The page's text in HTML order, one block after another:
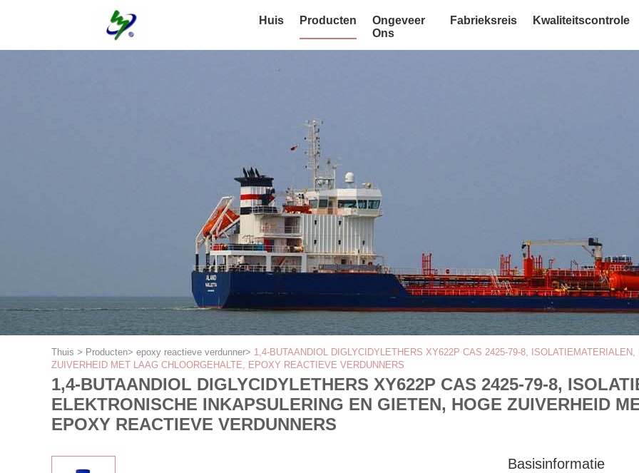
Huis Producten
Ongeveer
Ons
Fabrieksreis Kwaliteitscontrole
Thuis > Producten> epoxy reactieve verdunner> 1,4-BUTAANDIOL DIGLYCIDYLETHERS XY622P CAS 2425-79-8,
ZUIVERHEID MET LAAG CHLOORGEHALTE, EPOXY REACTIEVE VERDUNNERS
1,4-BUTAANDIOL DIGLYCIDYLETHERS XY622P CAS 2425-79-8,
ELEKTRONISCHE INKAPSULERING EN GIETEN, HOGE ZUIVERHEID
EPOXY REACTIEVE VERDUNNERS
Basisinformatie